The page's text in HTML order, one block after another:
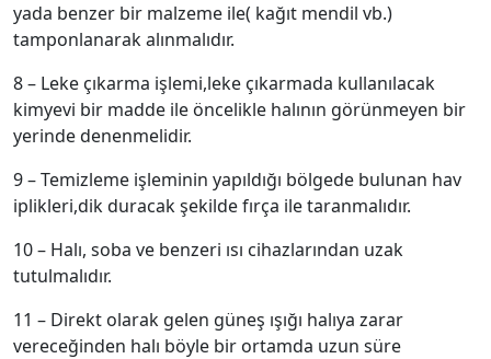
yada benzer bir malzeme ile( kağıt mendil vb.)
tamponlanarak alınmalıdır.
8 – Leke çıkarma işlemi,leke çıkarmada kullanılacak
kimyevi bir madde ile öncelikle halının görünmeyen bir
yerinde denenmelidir.
9 – Temizleme işleminin yapıldığı bölgede bulunan hav
iplikleri,dik duracak şekilde fırça ile taranmalıdır.
10 – Halı, soba ve benzeri ısı cihazlarından uzak
tutulmalıdır.
11 – Direkt olarak gelen güneş ışığı halıya zarar
vereceğinden halı böyle bir ortamda uzun süre